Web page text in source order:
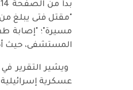
المستشفى، حيث
عسكرية